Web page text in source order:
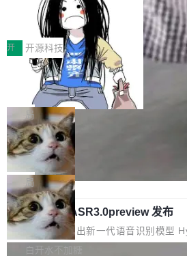
理两个方面，让用户的每一份算力都看得
得住、用得稳、省得下、更安全！ 一、
始，Token使用一目...
作者）、Quoc Le（Google 大脑核心成
q2Seq 和 DocAI 的共同发明人）以及
yals（Gemini 联合负责人，AlphaSta...
耳科技研发的企业级终端编码智能体——
中文驱动的数字员工，自主理解需求、规
骤、编写代码。不挑模型、不挑平台，
装完即用。 开源地址：Gitee · GitCode
b 安装 支持 Java 8+（8~26）、
x / Windows / Harmony PC。 #
x / Harmony PC curl -fsSL https://
r.org/solon...
让“代码语义理解”深度释放AI Coding
价值潜能：华为云码道（CodeArts）
代码仓技术解析
一、代码仓深度理解技术的作用与价值
程实践中，代码仓是企业核心知识资产的
体。企业级代码仓库通常包含数十万乃至
个文件，其规模远超单次模型调用可承载
文窗口。随着项目规模的持续扩张与代
不断累积，代码仓中的模块关系、接口
务逻辑等关键信息往往分散于数十乃至
件之中，形成高度复杂的知识关联网络
代码检索手段（如关键词匹配、目录遍历
在语法层面完成文本定位，难以触及代码
内涵与结构关联，导致开发者使用代码智
理解大规模代码仓时面临显著"代码仓理解
颈。 代码仓深度理解服务（以下简称"
e深度理解服务"）是华为云码道（
开 开源科技
一条“删库”命令跑 17 小时，算法工程
师删光 89TB 数据只为干私活
最高人民检察院8月4日公布了一起案件：
名90后算法工程师王某，为了给自己接
服务器空间，删光了公司AI游戏部门的全
数据。 王某2024年1月入职东城区某科
短剧部门，有互联网大厂背景。在公司内
调整期间，部门三次通知全员将数据从A
移到B集群，王某都回复了"收到"。 他没
数据。2024年9月3日下午4点，他使用此
的账号密码进入A集群，输入了一条被程
称为"删库跑路"的命令——最高管理员权
局
Cloudflare 分享推理优化实践：KV ca
che 量化 + 权重压缩，吞吐量提升 4
1%，成本降 30%
Kimi 和 GLM 是当前最强的大模型系列之
它们有一个共同的问题：太吃显存了。
的 Kimi K 系列和智谱的 GLM 都是长上下
oE 架构的大模型，好用到让人上瘾，但
存永远不够用。 Cloudflare 的 Workers
一直在跑这些模型的推理。他们在官方
局
腾讯混元 Hy ASR3.0preview 发布
腾讯混元正式推出新一代语音识别模型
3.0preview。基于最新一代大语言模型
白开水不加糖